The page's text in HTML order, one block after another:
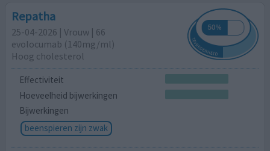
Repatha
25-04-2026 | Vrouw | 66
evolocumab (140mg/ml)
Hoog cholesterol
Effectiviteit
Hoeveelheid bijwerkingen
Bijwerkingen
beenspieren zijn zwak